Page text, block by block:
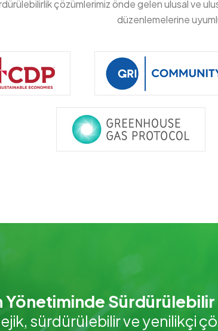
çözümlerimiz önde gelen ulusal ve
düzenlemelerine
Yönetiminde
sürdürülebilir ve yenilikçi